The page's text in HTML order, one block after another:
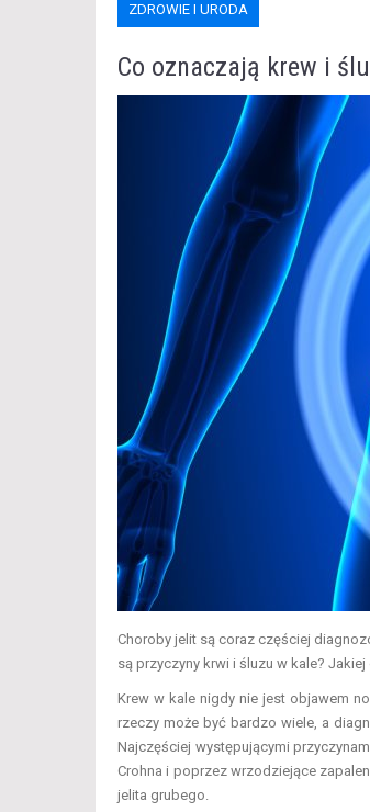
ZDROWIE I URODA
Co oznaczają krew i
Choroby jelit są coraz częściej
są przyczyny krwi i śluzu w kale?
Krew w kale nigdy nie jest objawem
rzeczy może być bardzo wiele, a
Najczęściej występującymi
Crohna i poprzez wrzodziejące
jelita grubego.